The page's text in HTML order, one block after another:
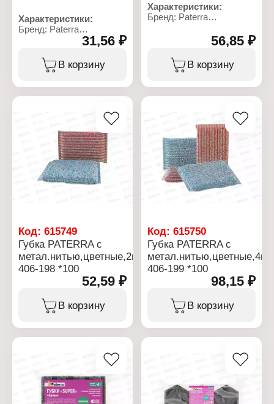
Характеристики:
Бренд: Paterra
Артикул: 406-078
Назначение: для уборки
Применение: для
Упаковка: в пакете
31,56 ₽
В корзину
Характеристики:
Бренд: Paterra
Тип товара: Губка
Назначение: для уборки
Применение: для
сильных загрязнений
Форма: спираль
нержавеющей стали
Упаковка: в пакете
56,85 ₽
В корзину
Код: 615749
Губка PATERRA с
метал.нитью,цветные,2шт
406-198 *100
52,59 ₽
В корзину
Код:615750
Губка PATERRA с
метал.нитью,цветные,4шт
406-199 *100
98,15 ₽
В корзину